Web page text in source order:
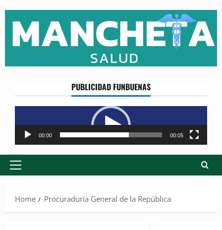
content
PUBLICIDAD FUNBUENAS
Reproductor
de
vídeo
00:00 00:05
Primary
Home
Procuraduría General de la República